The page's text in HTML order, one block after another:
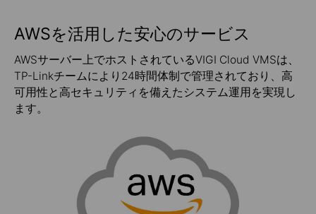
AWSを活用した安心のサービス
AWSサーバー上でホストされているVIGI Cloud VMSは、
TP-Linkチームにより24時間体制で管理されており、高
可用性と高セキュリティを備えたシステム運用を実現し
ます。